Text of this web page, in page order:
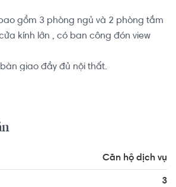
gồm 3 phòng ngủ và 2 phòng tắm
kính lớn , có ban công đón view
giao đầy đủ nội thất.
mới cưới, có không gian sinh hoạt ấm
thất và không gian sống tùy thuộc
cầu của gia đình.
Căn hộ dịch vụ
3